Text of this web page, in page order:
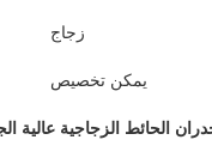
زجاج
يمكن تخصيص
الحائط الزجاجية عالية